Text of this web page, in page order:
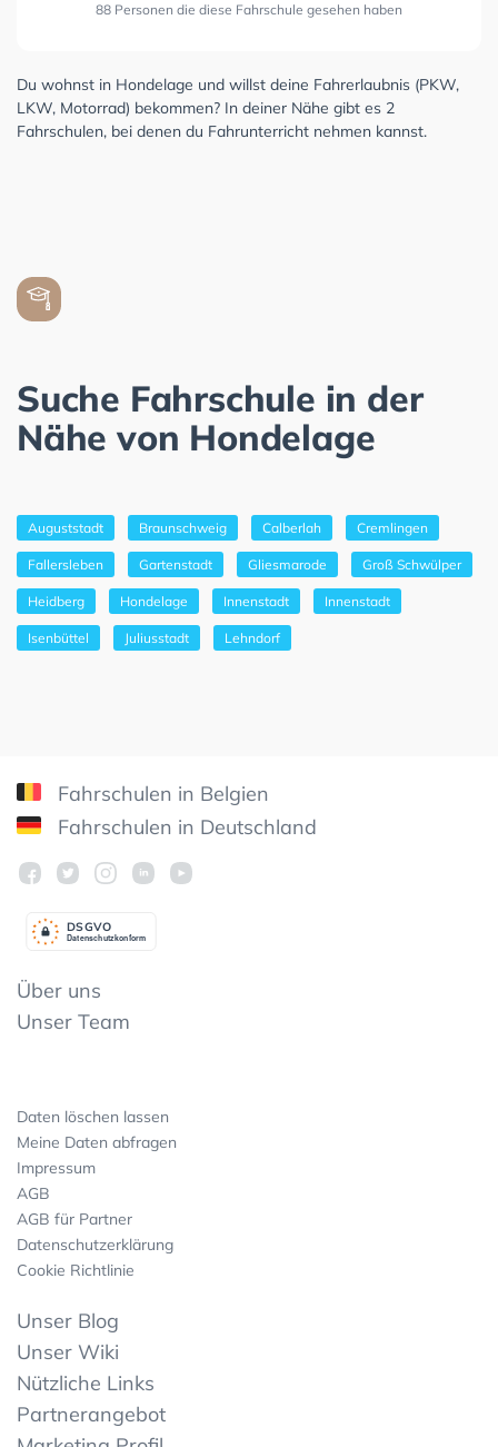
88 Personen die diese Fahrschule gesehen haben
Du wohnst in Hondelage und willst deine Fahrerlaubnis (PKW,
LKW, Motorrad) bekommen? In deiner Nähe gibt es 2
Fahrschulen, bei denen du Fahrunterricht nehmen kannst.
Suche Fahrschule in der
Nähe von Hondelage
Auguststadt Braunschweig Calberlah Cremlingen
Fallersleben Gartenstadt Gliesmarode Groß Schwülper
Heidberg Hondelage Innenstadt Innenstadt
Isenbüttel Juliusstadt Lehndorf
Fahrschulen in Belgien
Fahrschulen in Deutschland
Datenschutzkonform
DSGVO
Über uns
Unser Team
Daten löschen lassen
Meine Daten abfragen
Impressum
AGB
AGB für Partner
Datenschutzerklärung
Cookie Richtlinie
Unser Blog
Unser Wiki
Nützliche Links
Partnerangebot